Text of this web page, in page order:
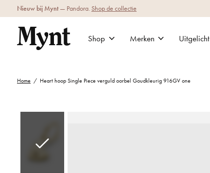
Nieuw bij Mynt— Pandora. Shop de collectie
Shop Merken Uitgelicht
Home / Heart hoop Single Piece verguld oorbel Goudkleurig 916GV one